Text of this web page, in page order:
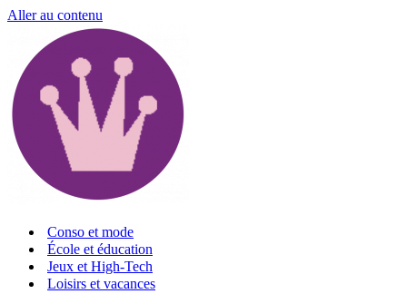
Aller au contenu
Conso et mode
École et éducation
Jeux et High-Tech
Loisirs et vacances